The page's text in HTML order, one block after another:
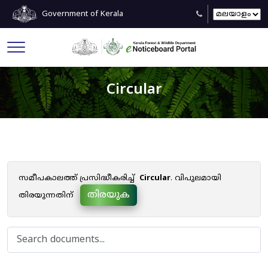
Government of Kerala
Circular
സമീപകാലത്ത് പ്രസിദ്ധീകരിച്ച് Circular. വിപുലമായി
തിരയുന്നതിന്
തിരയുക